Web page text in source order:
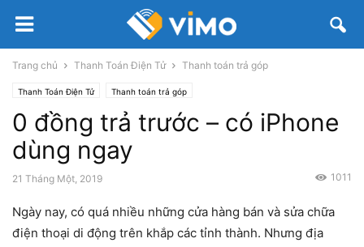
Trang chủ Thanh Toán Điện Tử Thanh toán trả góp
Thanh Toán Điện Tử Thanh toán trả góp
0 đồng trả trước – có iPhone
dùng ngay
21 Tháng Một, 2019 1011
Ngày nay, có quá nhiều những cửa hàng bán và sửa chữa
điện thoại di động trên khắp các tỉnh thành. Nhưng địa